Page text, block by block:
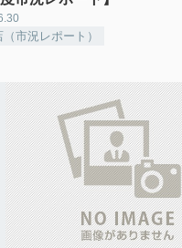
市況レポート）